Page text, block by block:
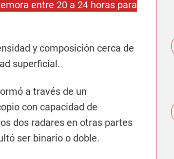
entre 20 a 24 horas para
y composición cerca de
superficial.
a través de un
con capacidad de
dos radares en otras partes
ser binario o doble.